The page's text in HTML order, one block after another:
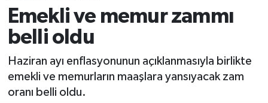
Emekli ve memur zammı
belli oldu
Haziran ayı enflasyonunun açıklanmasıyla birlikte
emekli ve memurların maaşlara yansıyacak zam
oranı belli oldu.